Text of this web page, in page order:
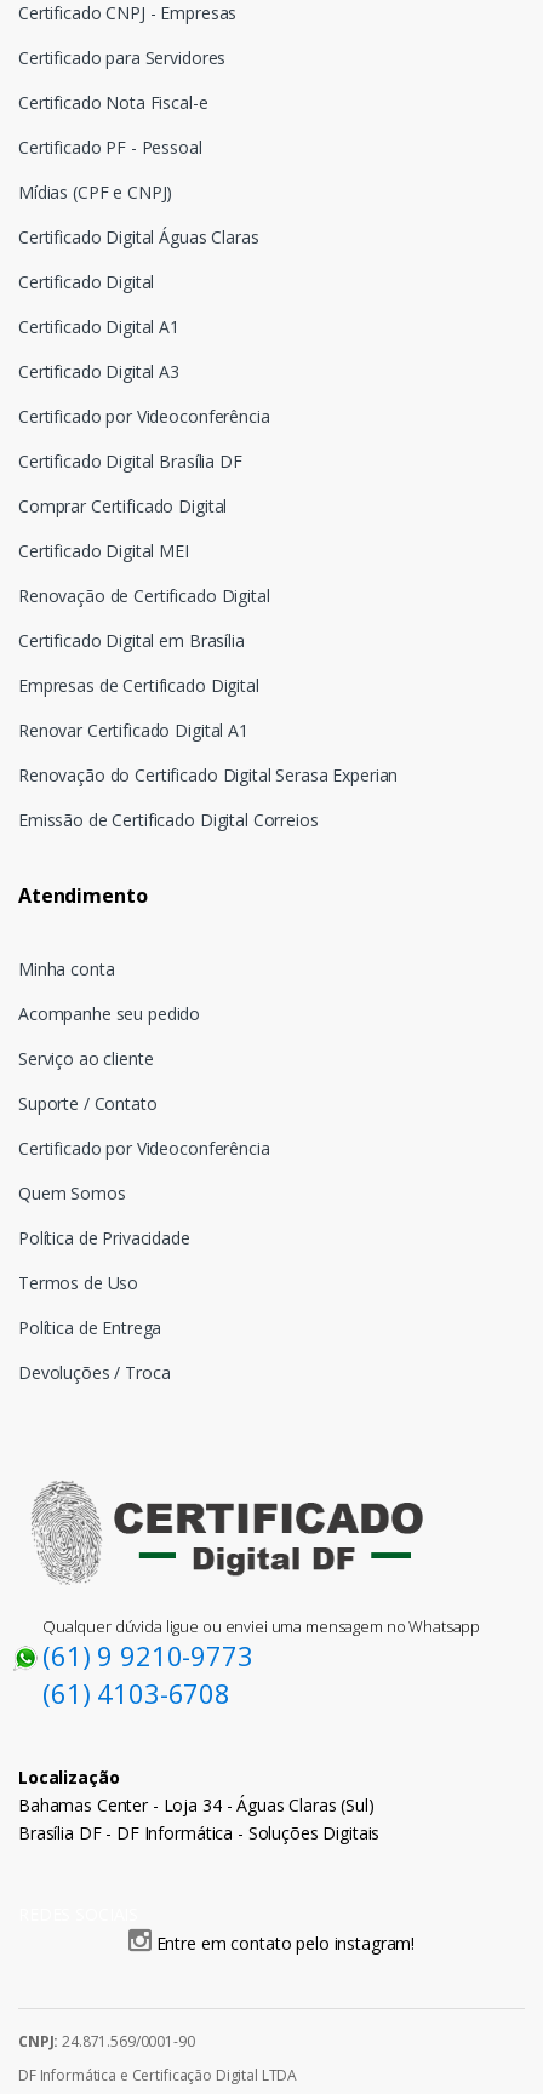
Certificado CNPJ - Empresas
Certificado para Servidores
Certificado Nota Fiscal-e
Certificado PF - Pessoal
Mídias (CPF e CNPJ)
Certificado Digital Águas Claras
Certificado Digital
Certificado Digital A1
Certificado Digital A3
Certificado por Videoconferência
Certificado Digital Brasília DF
Comprar Certificado Digital
Certificado Digital MEI
Renovação de Certificado Digital
Certificado Digital em Brasília
Empresas de Certificado Digital
Renovar Certificado Digital A1
Renovação do Certificado Digital Serasa Experian
Emissão de Certificado Digital Correios
Atendimento
Minha conta
Acompanhe seu pedido
Serviço ao cliente
Suporte / Contato
Certificado por Videoconferência
Quem Somos
Política de Privacidade
Termos de Uso
Política de Entrega
Devoluções / Troca
Qualquer dúvida ligue ou enviei uma mensagem no Whatsapp
(61) 9 9210-9773
(61) 4103-6708
Localização
Bahamas Center - Loja 34 - Águas Claras (Sul)
Brasília DF - DF Informática - Soluções Digitais
Entre em contato pelo instagram!
CNPJ: 24.871.569/0001-90
DF Informática e Certificação Digital LTDA